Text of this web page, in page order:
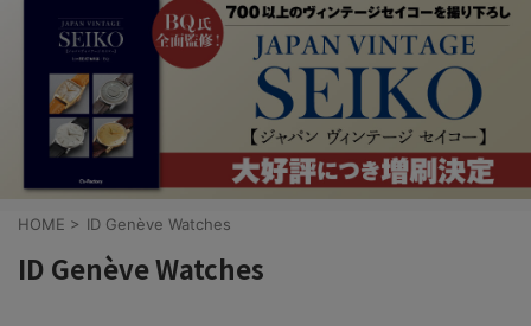
HOME > ID Genève Watches
ID Genève Watches